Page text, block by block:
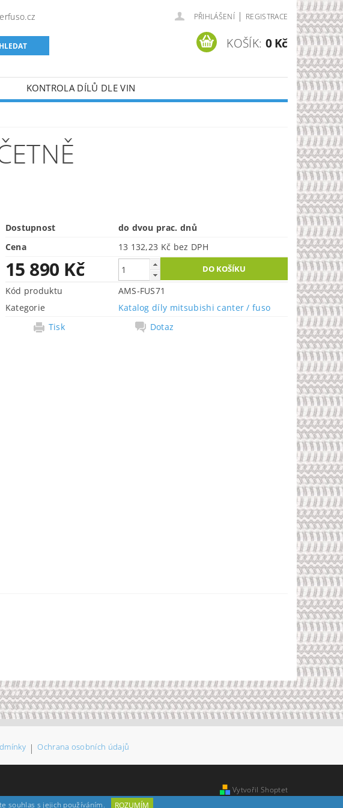
PŘIHLÁŠENÍ | REGISTRACE
KOŠÍK: 0 Kč
KONTROLA DÍLŮ DLE VIN
Dostupnost
do dvou prac. dnů
Cena
13 132,23 Kč bez DPH
15 890 Kč
Kód produktu
AMS-FUS71
Kategorie
Katalog díly mitsubishi canter / fuso
Tisk
Dotaz
| Ochrana osobních údajů
Vytvořil Shoptet
souhlas s jejich používáním.
ROZUMÍM